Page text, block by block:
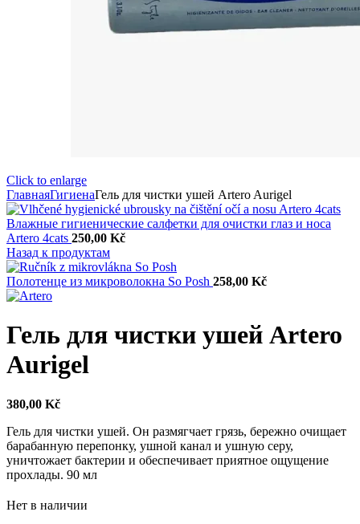
Click to enlarge
ГлавнаяГигиенаГель для чистки ушей Artero Aurigel
Влажные гигиенические салфетки для очистки глаз и носа
Artero 4cats 250,00 Kč
Назад к продуктам
Полотенце из микроволокна So Posh 258,00 Kč
Гель для чистки ушей Artero
Aurigel
380,00 Kč
Гель для чистки ушей. Он размягчает грязь, бережно очищает
барабанную перепонку, ушной канал и ушную серу,
уничтожает бактерии и обеспечивает приятное ощущение
прохлады. 90 мл
Нет в наличии